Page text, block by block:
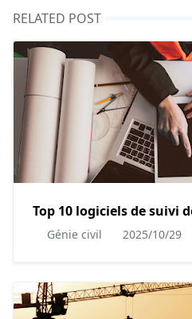
RELATED POST
Top 10 logiciels de suivi
Génie civil 2025/10/29